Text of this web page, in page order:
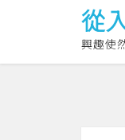
從
興趣使